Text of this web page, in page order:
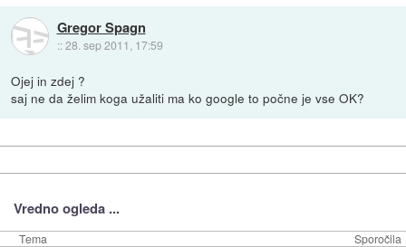
Gregor Spagn
::28. sep 2011, 17:59
Ojej in zdej ?
saj ne da želim koga užaliti ma ko google to počne je vse OK?
Vredno ogleda ...
Tema Sporočila